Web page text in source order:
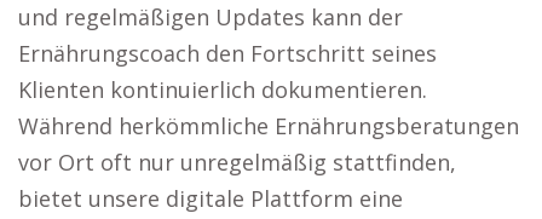
und regelmäßigen Updates kann der
Ernährungscoach den Fortschritt seines
Klienten kontinuierlich dokumentieren.
Während herkömmliche Ernährungsberatungen
vor Ort oft nur unregelmäßig stattfinden,
bietet unsere digitale Plattform eine